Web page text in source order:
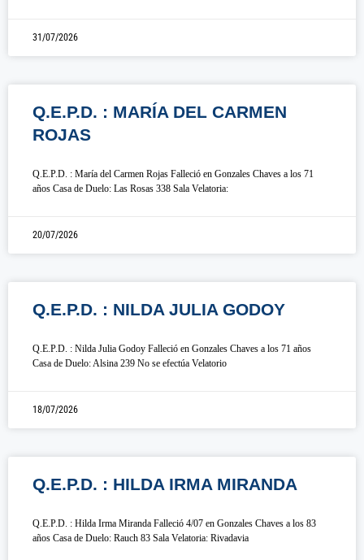
31/07/2026
Q.E.P.D. : MARÍA DEL CARMEN
ROJAS
Q.E.P.D. : María del Carmen Rojas Falleció en Gonzales Chaves a los 71
años Casa de Duelo: Las Rosas 338 Sala Velatoria:
20/07/2026
Q.E.P.D. : NILDA JULIA GODOY
Q.E.P.D. : Nilda Julia Godoy Falleció en Gonzales Chaves a los 71 años
Casa de Duelo: Alsina 239 No se efectúa Velatorio
18/07/2026
Q.E.P.D. : HILDA IRMA MIRANDA
Q.E.P.D. : Hilda Irma Miranda Falleció 4/07 en Gonzales Chaves a los 83
años Casa de Duelo: Rauch 83 Sala Velatoria: Rivadavia